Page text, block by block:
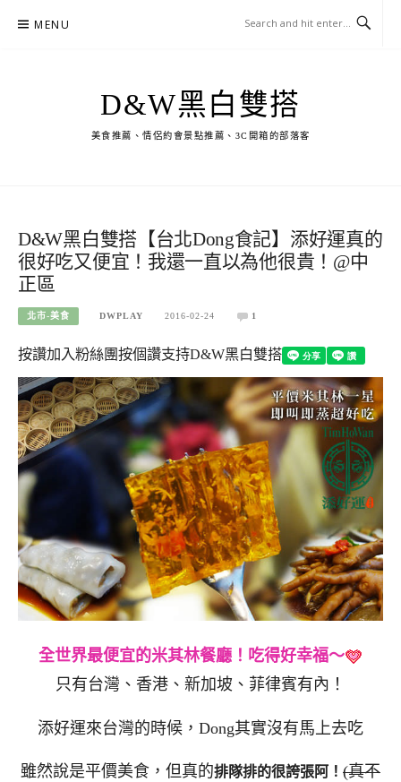
MENU
D&W黑白雙搭
美食推薦、情侶約會景點推薦、3C開箱的部落客
D&W黑白雙搭【台北Dong食記】添好運真的
很好吃又便宜！我還一直以為他很貴！@中
正區
北市-美食 DWPLAY 2016-02-24 1
按讚加入粉絲團按個讚支持D&W黑白雙搭
全世界最便宜的米其林餐廳！吃得好幸福～
只有台灣、香港、新加坡、菲律賓有內！
添好運來台灣的時候，Dong其實沒有馬上去吃
雖然說是平價美食，但真的排隊排的很誇張阿！ (真不